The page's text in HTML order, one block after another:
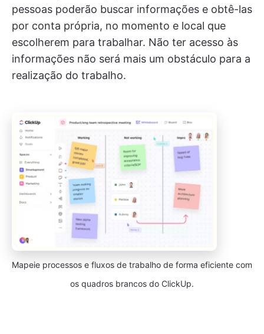
pessoas poderão buscar informações e obtê-las
por conta própria, no momento e local que
escolherem para trabalhar. Não ter acesso às
informações não será mais um obstáculo para a
realização do trabalho.
Mapeie processos e fluxos de trabalho de forma eficiente com
os quadros brancos do ClickUp.